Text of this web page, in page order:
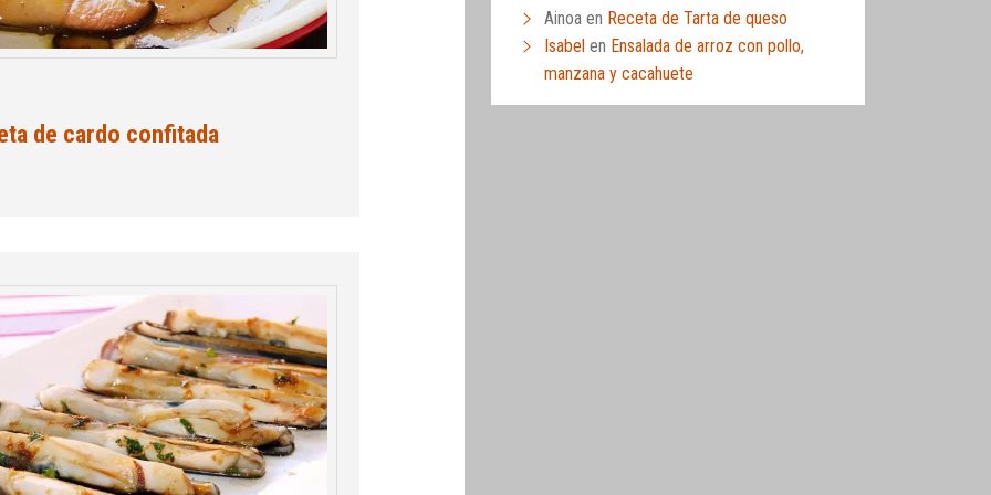
de cardo confitada
Ainoa en Receta de Tarta de queso
Isabel en Ensalada de arroz con pollo,
manzana y cacahuete